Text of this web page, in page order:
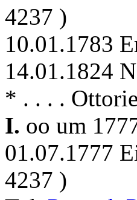
4237 )
10.01.1783
14.01.1824
* . . . .
I. oo um
01.07.1777
4237 )